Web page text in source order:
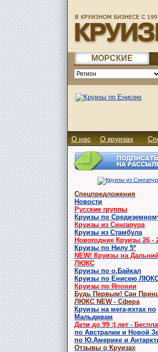
МОРСКИЕ
О нас О круизах
Спецпредложения
Новости
Русские группы
Круизы по
Круизы из Сингапура
Круизы из Стамбула
Новогодние Круизы 26 -
Круизы по Нилу 5*
NEW! Круизы на
ЛЮКС
Круизы по о.Байкал
Круизы по Енисею
Круизы по Японии
Будь Первым! Сан
ЛЮКС NEW - Сфера
Круизы на мега-яхтах по
Мальдивам
Дети до 99 :) лет -
по Австралии и Новой
по Ю.Америке и
Отзывы о Круизах